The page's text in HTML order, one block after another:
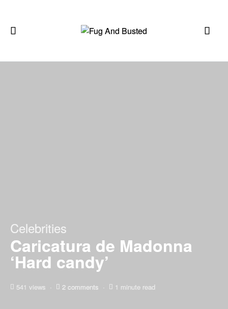
Celebrities
Caricatura de Madonna
‘Hard candy’
541 views 2 comments 1 minute read